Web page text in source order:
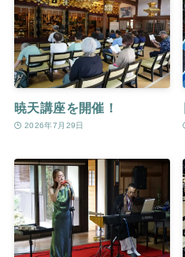
暁天講座を開催！
2026年7月29日